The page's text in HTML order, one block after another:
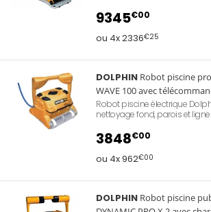
brossage et brosses à 4
automatique du câble.
9345€00
ou 4x 2336€25
DOLPHIN Robot piscine
WAVE 100 avec
Robot piscine électrique
nettoyage fond, parois et
gyroscopique, brosses
filtration (50, 70 et 150
cycles 4 h, 6 h ou 8 h.
programmation et chariot
3848€00
ou 4x 962€00
DOLPHIN Robot piscine